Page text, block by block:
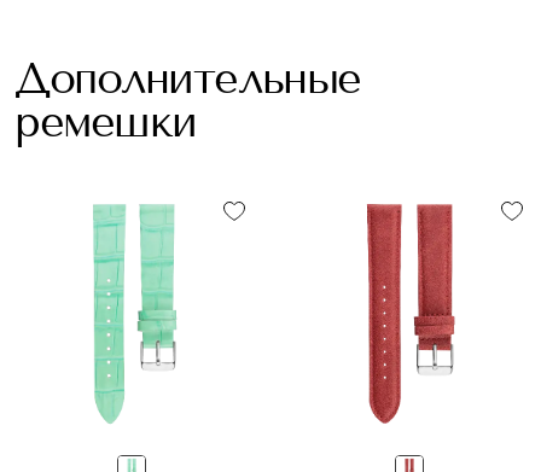
Дополнительные
ремешки